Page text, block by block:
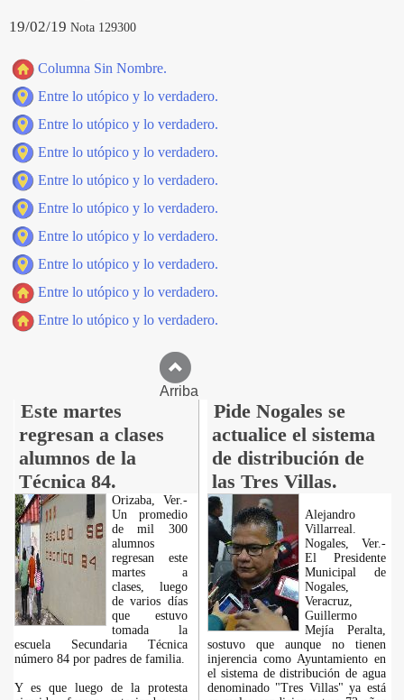
19/02/19 Nota 129300
Columna Sin Nombre.
Entre lo utópico y lo verdadero.
Entre lo utópico y lo verdadero.
Entre lo utópico y lo verdadero.
Entre lo utópico y lo verdadero.
Entre lo utópico y lo verdadero.
Entre lo utópico y lo verdadero.
Entre lo utópico y lo verdadero.
Entre lo utópico y lo verdadero.
Entre lo utópico y lo verdadero.
Arriba
Este martes
regresan a clases
alumnos de la
Técnica 84.
Pide Nogales se
actualice el sistema
de distribución de
las Tres Villas.
Orizaba, Ver.-
Un promedio
de mil 300
alumnos
regresan este
martes a
clases, luego
de varios días
que estuvo
tomada la
escuela Secundaria Técnica
número 84 por padres de familia.
Y es que luego de la protesta
Alejandro
Villarreal.
Nogales, Ver.-
El Presidente
Municipal de
Nogales,
Veracruz,
Guillermo
Mejía Peralta,
sostuvo que aunque no tienen
injerencia como Ayuntamiento en
el sistema de distribución de agua
denominado "Tres Villas" ya está